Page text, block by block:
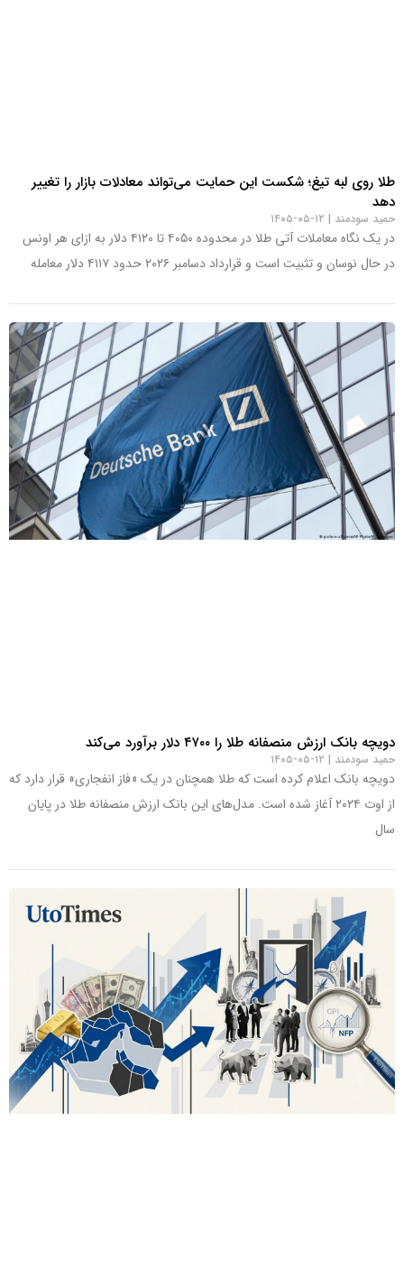
طلا روی لبه تیغ؛ شکست این حمایت می‌تواند معادلات بازار را تغییر
دهد
حمید سودمند ۱۲-۰۵-۱۴۰۵
در یک نگاه معاملات آتی طلا در محدوده ۴۰۵۰ تا ۴۱۲۰ دلار به ازای هر اونس
در حال نوسان و تثبیت است و قرارداد دسامبر ۲۰۲۶ حدود ۴۱۱۷ دلار معامله
دویچه بانک ارزش منصفانه طلا را ۴۷۰۰ دلار برآورد می‌کند
حمید سودمند ۱۲-۰۵-۱۴۰۵
دویچه بانک اعلام کرده است که طلا همچنان در یک «فاز انفجاری» قرار دارد که
از اوت ۲۰۲۴ آغاز شده است. مدل‌های این بانک ارزش منصفانه طلا در پایان
سال